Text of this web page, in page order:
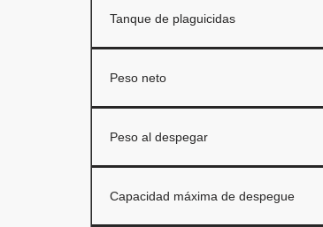
Tanque de plaguicidas
Peso neto
Peso al despegar
Capacidad máxima de despegue